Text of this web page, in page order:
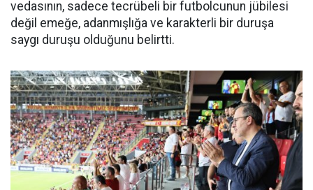
vedasının, sadece tecrübeli bir futbolcunun jübilesi
değil emeğe, adanmışlığa ve karakterli bir duruşa
saygı duruşu olduğunu belirtti.